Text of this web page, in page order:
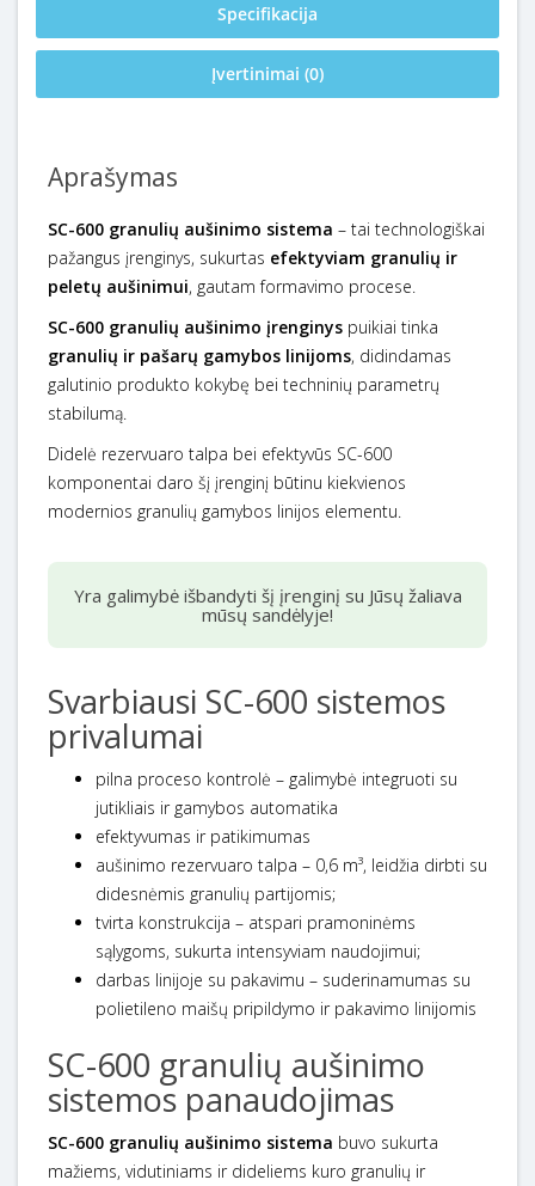
Specifikacija
Įvertinimai (0)
Aprašymas
SC-600 granulių aušinimo sistema – tai technologiškai
pažangus įrenginys, sukurtas efektyviam granulių ir
peletų aušinimui, gautam formavimo procese.
SC-600 granulių aušinimo įrenginys puikiai tinka
granulių ir pašarų gamybos linijoms, didindamas
galutinio produkto kokybę bei techninių parametrų
stabilumą.
Didelė rezervuaro talpa bei efektyvūs SC-600
komponentai daro šį įrenginį būtinu kiekvienos
modernios granulių gamybos linijos elementu.
Yra galimybė išbandyti šį įrenginį su Jūsų žaliava
mūsų sandėlyje!
Svarbiausi SC-600 sistemos
privalumai
pilna proceso kontrolė – galimybė integruoti su
jutikliais ir gamybos automatika
efektyvumas ir patikimumas
aušinimo rezervuaro talpa – 0,6 m³, leidžia dirbti su
didesnėmis granulių partijomis;
tvirta konstrukcija – atspari pramoninėms
sąlygoms, sukurta intensyviam naudojimui;
darbas linijoje su pakavimu – suderinamumas su
polietileno maišų pripildymo ir pakavimo linijomis
SC-600 granulių aušinimo
sistemos panaudojimas
SC-600 granulių aušinimo sistema buvo sukurta
mažiems, vidutiniams ir dideliems kuro granulių ir